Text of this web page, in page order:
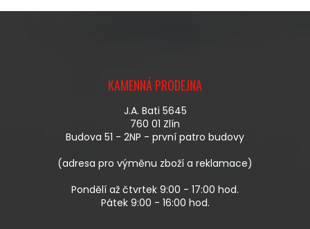
L
Í
P
R
V
K
V
P
I
KAMENNÁ PRODEJNA
J.A. Bati 5645
760 01 Zlín
Budova 51 - 2NP - první patro budovy
(adresa pro výměnu zboží a reklamace)
Pondělí až čtvrtek 9:00 - 17:00 hod.
Pátek 9:00 - 16:00 hod.